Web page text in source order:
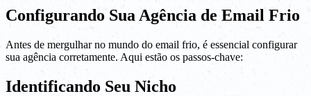
Configurando Sua Agência de Email Frio
Antes de mergulhar no mundo do email frio, é essencial configurar
sua agência corretamente. Aqui estão os passos-chave:
Identificando Seu Nicho